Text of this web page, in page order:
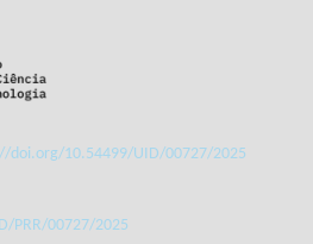
doi.org/10.54499/UID/00727/2025
PRR/00727/2025